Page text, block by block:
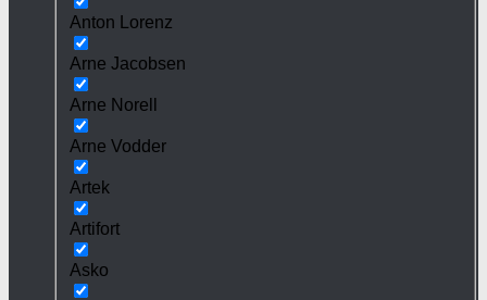
Anton Lorenz
Arne Jacobsen
Arne Norell
Arne Vodder
Artek
Artifort
Asko